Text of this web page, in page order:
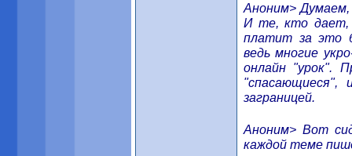
Аноним> Думаем,
И те, кто дает,
платит за это
ведь многие
онлайн "урок".
"спасающиеся",
заграницей.
Аноним> Вот
каждой теме